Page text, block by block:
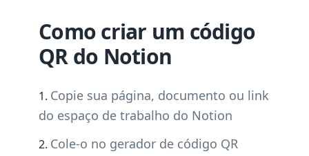
Como criar um código
QR do Notion
Copie sua página, documento ou link
do espaço de trabalho do Notion
Cole-o no gerador de código QR